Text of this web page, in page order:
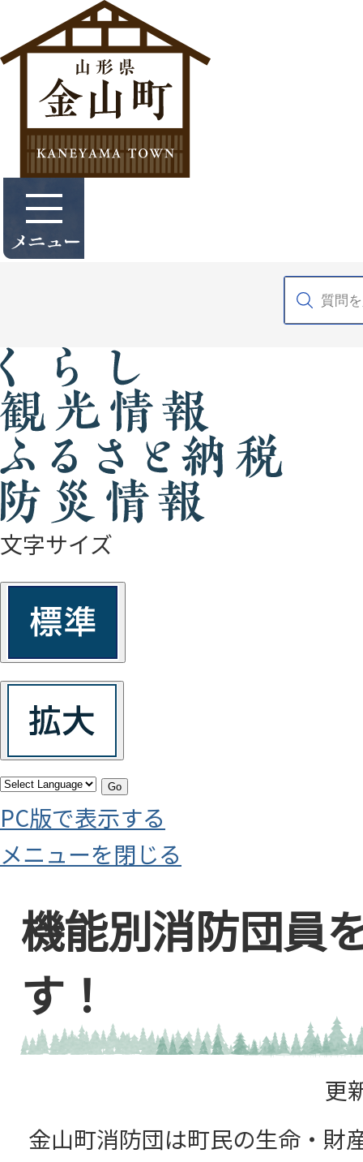
文字サイズ
Go
PC版で表示する
メニューを閉じる
機能別消防団員
す！
更
金山町消防団は町民の生命・財